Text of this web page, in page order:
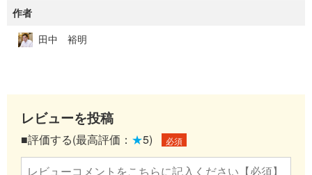
作者
田中 裕明
レビューを投稿
■評価する(最高評価： ★5) 必須